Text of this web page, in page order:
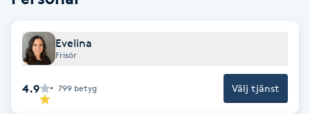
Extensions borttagning
Eyeliner-tatuering
Face framing
Evelina
Frisör
4.9 799 betyg Välj tjänst